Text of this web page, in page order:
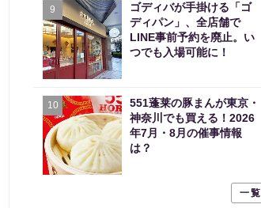
9
ゴディバが手掛ける「ゴ
ディパン」、全店舗で
LINE事前予約を廃止。い
つでも入場可能に！
10
551蓬莱の豚まんが東京・
神奈川でも買える！2026
年7月・8月の催事情報
は？
一覧